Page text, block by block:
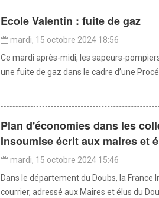
Ecole Valentin : fuite de gaz
mardi, 15 octobre 2024 18:56
Ce mardi après-midi, les sapeurs-
une fuite de gaz dans le cadre d’une
Plan d'économies dans les
Insoumise écrit aux maires et
mardi, 15 octobre 2024 15:46
Dans le département du Doubs, la France
courrier, adressé aux Maires et élus du